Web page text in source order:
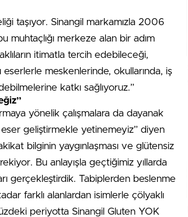
taşıyor. Sinangil markamızla 2006
muhtaçlığı merkeze alan bir adım
itimatla tercih edebileceği,
meskenlerinde, okullarında, iş
katkı sağlıyoruz.”
yönelik çalışmalara da dayanak
eser geliştirmekle yetinemeyiz” diyen
bilginin yaygınlaşması ve glütensiz
Bu anlayışla geçtiğimiz yıllarda
gerçekleştirdik. Tabiplerden beslenme
farklı alanlardan isimlerle çölyaklı
periyotta Sinangil Gluten YOK